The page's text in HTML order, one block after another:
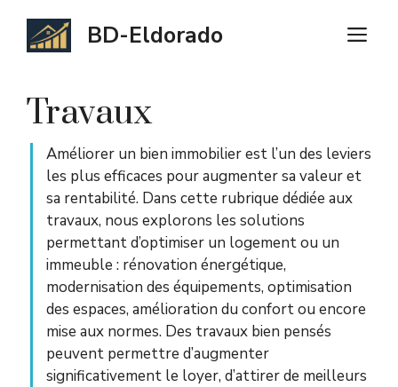
contenu
BD-Eldorado
Travaux
Améliorer un bien immobilier est l’un des leviers
les plus efficaces pour augmenter sa valeur et
sa rentabilité. Dans cette rubrique dédiée aux
travaux, nous explorons les solutions
permettant d’optimiser un logement ou un
immeuble : rénovation énergétique,
modernisation des équipements, optimisation
des espaces, amélioration du confort ou encore
mise aux normes. Des travaux bien pensés
peuvent permettre d’augmenter
significativement le loyer, d’attirer de meilleurs